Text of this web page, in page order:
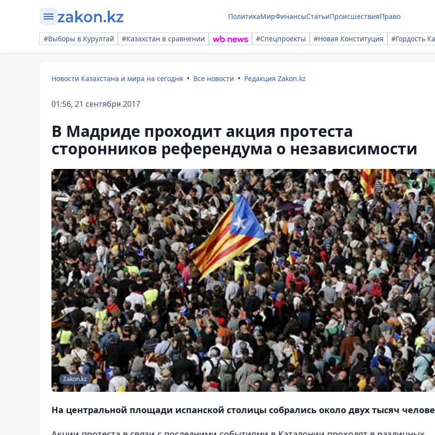
ПолитикаМирФинансыСтатьиПроисшествияПраво
#Выборы в Курултай #Казахстан в сравнении #Спецпроекты #Новая Конституция #Гордость
Новости Казахстана и мира на сегодня Все новости Редакция Zakon.kz
01:56, 21 сентября 2017
В Мадриде проходит акция протеста
сторонников референдума о независимости
Zakon.kz
На центральной площади испанской столицы собрались около двух тысяч